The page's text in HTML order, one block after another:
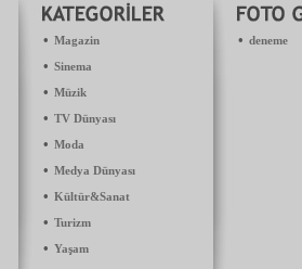
• Magazin
• Sinema
• Müzik
• TV Dünyası
• Moda
• Medya Dünyası
• Kültür&Sanat
• Turizm
• Yaşam
• deneme